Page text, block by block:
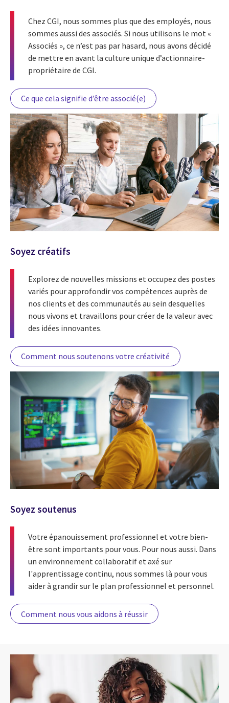
Chez CGI, nous sommes plus que des employés, nous
sommes aussi des associés. Si nous utilisons le mot «
Associés », ce n’est pas par hasard, nous avons décidé
de mettre en avant la culture unique d’actionnaire-
propriétaire de CGI.
Ce que cela signifie d’être associé(e)
Soyez créatifs
Explorez de nouvelles missions et occupez des postes
variés pour approfondir vos compétences auprès de
nos clients et des communautés au sein desquelles
nous vivons et travaillons pour créer de la valeur avec
des idées innovantes.
Comment nous soutenons votre créativité
Soyez soutenus
Votre épanouissement professionnel et votre bien-
être sont importants pour vous. Pour nous aussi. Dans
un environnement collaboratif et axé sur
l'apprentissage continu, nous sommes là pour vous
aider à grandir sur le plan professionnel et personnel.
Comment nous vous aidons à réussir